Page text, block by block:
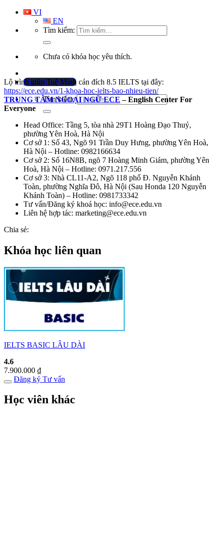
VI
EN
Tìm kiếm:
Chưa có khóa học yêu thích.
Đặt lịch / Tư vấn
Tìm kiếm:
Lộ trình giúp Tuệ Minh cán đích 8.5 IELTS tại đây:
https://ece.edu.vn/1-khoa-hoc-ielts-bao-nhieu-tien/
TRUNG TÂM NGOẠI NGỮ ECE – English Center For
Everyone
Head Office: Tầng 5, tòa nhà 29T1 Hoàng Đạo Thuý,
phường Yên Hoà, Hà Nội
Cơ sở 1: Số 43, Ngõ 91 Trần Duy Hưng, phường Yên Hoà,
Hà Nội – Hotline: 0982166634
Cơ sở 2: Số 16N8B, ngõ 7 Hoàng Minh Giám, phường Yên
Hoà, Hà Nội – Hotline: 0971.217.556
Cơ sở 3: Nhà CL11-A2, Ngõ 118 phố Đ. Nguyễn Khánh
Toàn, phường Nghĩa Đô, Hà Nội (Sau Honda 120 Nguyễn
Khánh Toàn) – Hotline: 0981733342
Tư vấn/Đăng ký khoá học: info@ece.edu.vn
Liên hệ hợp tác: marketing@ece.edu.vn
Chia sẻ:
Khóa học liên quan
IELTS BASIC LÂU DÀI
4.6
7.900.000 ₫
Đăng ký Tư vấn
Học viên khác